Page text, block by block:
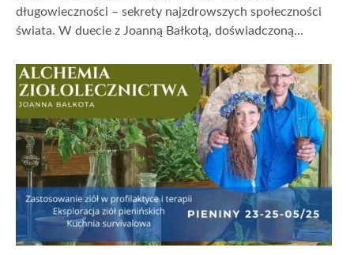
długowieczności – sekrety najzdrowszych społeczności
świata. W duecie z Joanną Bałkotą, doświadczoną...